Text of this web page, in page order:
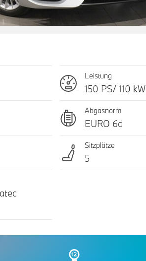
Leistung
150 PS/ 110 kW
Abgasnorm
EURO 6d
Sitzplätze
5